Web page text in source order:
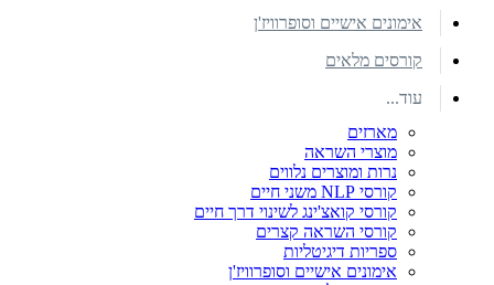
אימונים אישיים וסופרוויז'ן
קורסים מלאים
עוד...
מארזים
מוצרי השראה
נרות ומוצרים נלווים
קורסי NLP משני חיים
קורסי קואצ'ינג לשינוי דרך חיים
קורסי השראה קצרים
ספריות דיגיטליות
אימונים אישיים וסופרוויז'ן